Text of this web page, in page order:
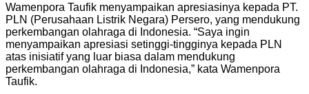
Wamenpora Taufik menyampaikan apresiasinya kepada PT.
PLN (Perusahaan Listrik Negara) Persero, yang mendukung
perkembangan olahraga di Indonesia. “Saya ingin
menyampaikan apresiasi setinggi-tingginya kepada PLN
atas inisiatif yang luar biasa dalam mendukung
perkembangan olahraga di Indonesia,” kata Wamenpora
Taufik.